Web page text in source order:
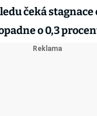
čeká stagnace
o 0,3